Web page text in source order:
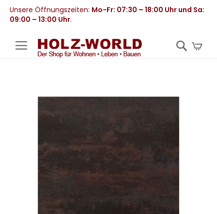
Unsere Öffnungszeiten: Mo-Fr: 07:30 – 18:00 Uhr und Sa:
09:00 – 13:00 Uhr.
Bildergalerie